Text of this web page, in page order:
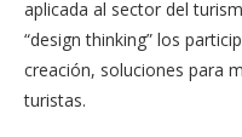
aplicada al sector del
“design thinking” los
creación, soluciones para
turistas.